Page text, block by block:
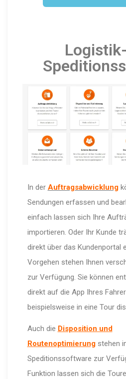
In der Auftragsabwicklung
Sendungen erfassen und
einfach lassen sich Ihre
importieren. Oder Ihr Kunde
direkt über das Kundenportal
Vorgehen stehen Ihnen
zur Verfügung. Sie können
direkt auf die App Ihres
beispielsweise in eine Tour
Auch die Disposition und
Routenoptimierungstehen
Speditionssoftware zur
Funktion lassen sich die